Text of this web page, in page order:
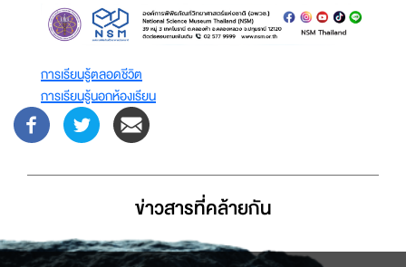
การเรียนรู้ตลอดชีวิต
การเรียนรู้นอกห้องเรียน
ข่าวสารที่่คล้ายกัน